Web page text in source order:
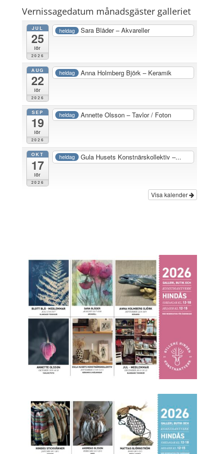
Vernissagedatum månadsgäster galleriet
JUL
25
lör
2026
heldag Sara Blåder – Akvareller
AUG
22
lör
2026
heldag Anna Holmberg Björk – Keramik
SEP
19
lör
2026
heldag Annette Olsson – Tavlor / Foton
OKT
17
lör
2026
heldag Gula Husets Konstnärskollektiv –...
Visa kalender